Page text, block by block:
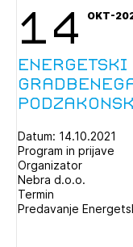
14 OKT-
Datum: 14.10.2021
Program in prijave
Organizator
Nebra d.o.o.
Termin
Predavanje